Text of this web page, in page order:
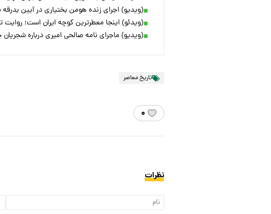
(ویدیو) اجرای زنده هومن بختیاری در آیین
(ویدئو) اینجا معطرترین کوچه ایران است؛ روایت
(ویدیو) ماجرای نامه صالحی امیری درباره
تاریخ معاصر
۰
نظرات